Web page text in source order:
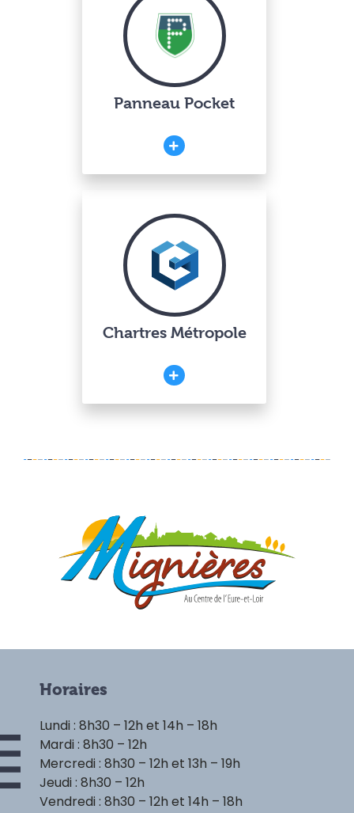
Panneau Pocket
Chartres Métropole
Horaires
Lundi : 8h30 – 12h et 14h – 18h
Mardi : 8h30 – 12h
Mercredi : 8h30 – 12h et 13h – 19h
Jeudi : 8h30 – 12h
Vendredi : 8h30 – 12h et 14h – 18h